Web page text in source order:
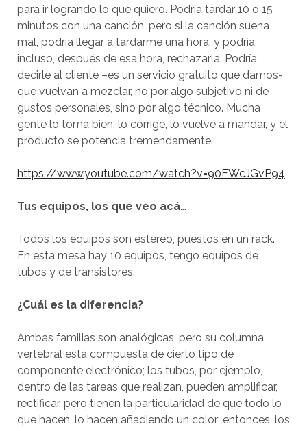
para ir logrando lo que quiero. Podría tardar 10 o 15
minutos con una canción, pero si la canción suena
mal, podría llegar a tardarme una hora, y podría,
incluso, después de esa hora, rechazarla. Podría
decirle al cliente –es un servicio gratuito que damos-
que vuelvan a mezclar, no por algo subjetivo ni de
gustos personales, sino por algo técnico. Mucha
gente lo toma bien, lo corrige, lo vuelve a mandar, y el
producto se potencia tremendamente.
https://www.youtube.com/watch?v=90FWcJGvP94
Tus equipos, los que veo acá…
Todos los equipos son estéreo, puestos en un rack.
En esta mesa hay 10 equipos, tengo equipos de
tubos y de transistores.
¿Cuál es la diferencia?
Ambas familias son analógicas, pero su columna
vertebral está compuesta de cierto tipo de
componente electrónico; los tubos, por ejemplo,
dentro de las tareas que realizan, pueden amplificar,
rectificar, pero tienen la particularidad de que todo lo
que hacen, lo hacen añadiendo un color; entonces, los